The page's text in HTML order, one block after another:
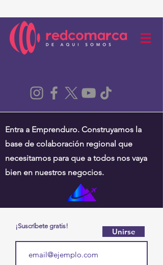
Entra a Emprenduro. Construyamos la
base de colaboración regional que
necesitamos para que a todos nos vaya
bien en nuestros negocios.
¡Suscríbete gratis!
Unirse